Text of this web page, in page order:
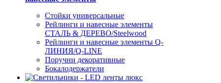
Стойки универсальные
Рейлинги и навесные элементы
СТАЛЬ & ДЕРЕВО/Steelwood
Рейлинги и навесные элементы Q-
ЛИНИЯ/Q-LINE
Поручни декоративные
Бокалодержатели